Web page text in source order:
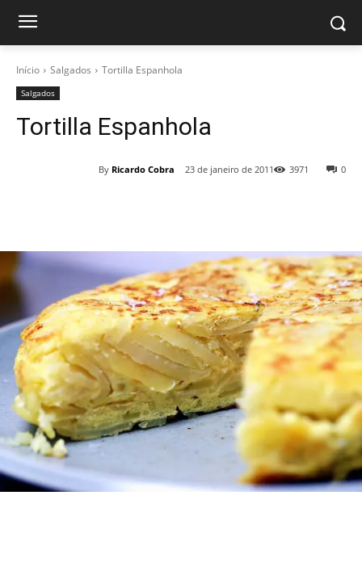
Início Salgados Tortilla Espanhola
Salgados
Tortilla Espanhola
By Ricardo Cobra 23 de janeiro de 2011 0
3971